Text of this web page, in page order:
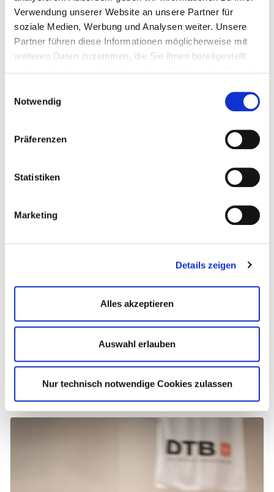
Verwendung unserer Website an unsere Partner für
soziale Medien, Werbung und Analysen weiter. Unsere
Partner führen diese Informationen möglicherweise mit
weiteren Daten zusammen, die Sie ihnen bereitgestellt
Notwendig
Präferenzen
Statistiken
Marketing
Details zeigen
Alles akzeptieren
Auswahl erlauben
Nur technisch notwendige Cookies zulassen
AK 50–54 auf Rang 16 notiert.
Yves Matthess am Reck. Fotos: HTV/Peters